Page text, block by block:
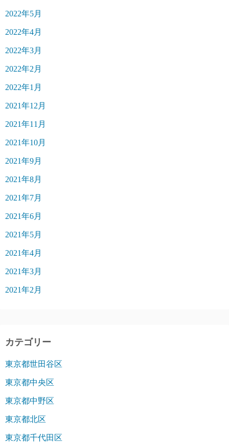
2022年5月
2022年4月
2022年3月
2022年2月
2022年1月
2021年12月
2021年11月
2021年10月
2021年9月
2021年8月
2021年7月
2021年6月
2021年5月
2021年4月
2021年3月
2021年2月
カテゴリー
東京都世田谷区
東京都中央区
東京都中野区
東京都北区
東京都千代田区